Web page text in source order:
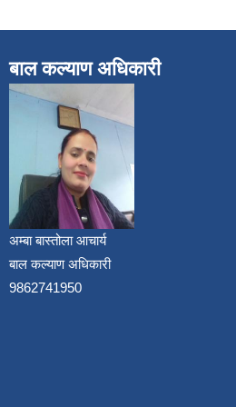
बाल कल्याण अधिकारी
अम्बा बास्तोला आचार्य
बाल कल्याण अधिकारी
9862741950